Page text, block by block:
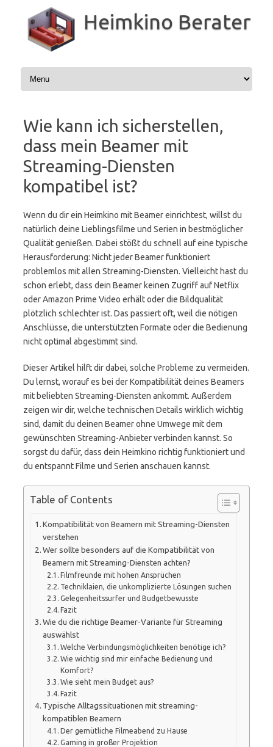
springen
Heimkino Berater
Wie kann ich sicherstellen,
dass mein Beamer mit
Streaming-Diensten
kompatibel ist?
Wenn du dir ein Heimkino mit Beamer einrichtest, willst du
natürlich deine Lieblingsfilme und Serien in bestmöglicher
Qualität genießen. Dabei stößt du schnell auf eine typische
Herausforderung: Nicht jeder Beamer funktioniert
problemlos mit allen Streaming-Diensten. Vielleicht hast du
schon erlebt, dass dein Beamer keinen Zugriff auf Netflix
oder Amazon Prime Video erhält oder die Bildqualität
plötzlich schlechter ist. Das passiert oft, weil die nötigen
Anschlüsse, die unterstützten Formate oder die Bedienung
nicht optimal abgestimmt sind.
Dieser Artikel hilft dir dabei, solche Probleme zu vermeiden.
Du lernst, worauf es bei der Kompatibilität deines Beamers
mit beliebten Streaming-Diensten ankommt. Außerdem
zeigen wir dir, welche technischen Details wirklich wichtig
sind, damit du deinen Beamer ohne Umwege mit dem
gewünschten Streaming-Anbieter verbinden kannst. So
sorgst du dafür, dass dein Heimkino richtig funktioniert und
du entspannt Filme und Serien anschauen kannst.
Table of Contents
Kompatibilität von Beamern mit Streaming-Diensten
verstehen
Wer sollte besonders auf die Kompatibilität von
Beamern mit Streaming-Diensten achten?
Filmfreunde mit hohen Ansprüchen
Techniklaien, die unkomplizierte Lösungen suchen
Gelegenheitssurfer und Budgetbewusste
Fazit
Wie du die richtige Beamer-Variante für Streaming
auswählst
Welche Verbindungsmöglichkeiten benötige ich?
Wie wichtig sind mir einfache Bedienung und
Komfort?
Wie sieht mein Budget aus?
Fazit
Typische Alltagssituationen mit streaming-
kompatiblen Beamern
Der gemütliche Filmeabend zu Hause
Gaming in großer Projektion